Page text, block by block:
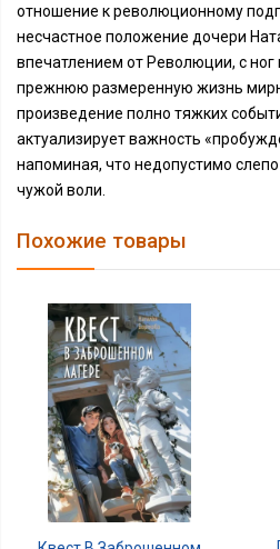
отношение к революционному
несчастное положение дочери
впечатлением от Революции, с
прежнюю размеренную жизнь
произведение полно тяжких
актуализирует важность
напоминая, что недопустимо
чужой воли.
Похожие товары